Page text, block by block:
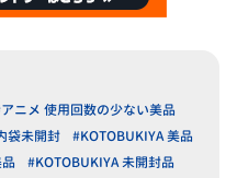
ニメ 使用回数の少ない美品
袋未開封
#KOTOBUKIYA 美品
#KOTOBUKIYA 未開封品